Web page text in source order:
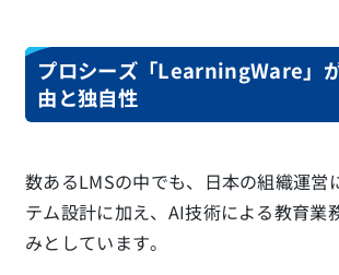
プロシーズ「LearningWare」
由と独自性
数あるLMSの中でも、日本の組織運営
テム設計に加え、AI技術による教育業
みとしています。